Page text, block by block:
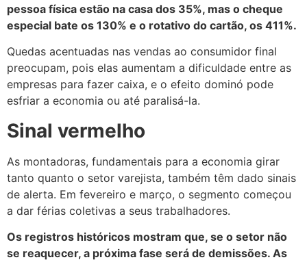
pessoa física estão na casa dos 35%, mas o cheque
especial bate os 130% e o rotativo do cartão, os 411%.
Quedas acentuadas nas vendas ao consumidor final
preocupam, pois elas aumentam a dificuldade entre as
empresas para fazer caixa, e o efeito dominó pode
esfriar a economia ou até paralisá-la.
Sinal vermelho
As montadoras, fundamentais para a economia girar
tanto quanto o setor varejista, também têm dado sinais
de alerta. Em fevereiro e março, o segmento começou
a dar férias coletivas a seus trabalhadores.
Os registros históricos mostram que, se o setor não
se reaquecer, a próxima fase será de demissões. As